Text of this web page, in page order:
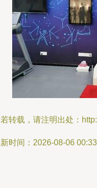
转载，请注明出处：
时间：2026-08-06